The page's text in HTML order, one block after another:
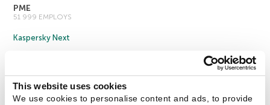
This website uses cookies
We use cookies to personalise content and ads, to provide
PME
51 999 EMPLOYS
Kaspersky Next
Kaspersky Endpoint Security for Business Select
Kaspersky Endpoint Security for Business Advanced